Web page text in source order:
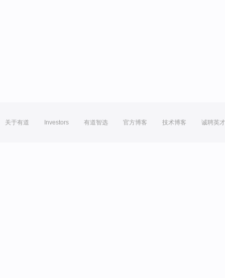
关于有道 Investors 有道智选 官方博客 技术博客 诚聘英才